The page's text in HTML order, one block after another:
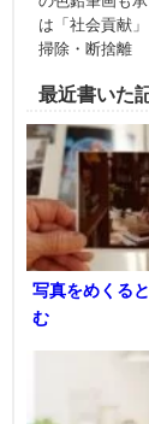
は「社会貢献
掃除・断捨離
最近書いた
写真をめくる
む